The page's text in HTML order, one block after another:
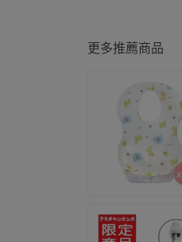
更多推薦商品